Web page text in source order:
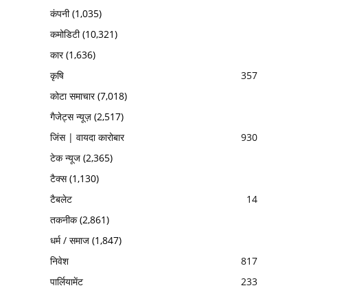
कंपनी(1,035)
कमोडिटी(10,321)
कार(1,636)
कृषि
357
कोटा समाचार(7,018)
गैजेट्स न्यूज़ (2,517)
जिंस | वायदा कारोबार
930
टेक न्यूज (2,365)
टैक्स(1,130)
टैबलेट
14
तकनीक(2,861)
धर्म / समाज (1,847)
निवेश
817
पार्लियामेंट
233